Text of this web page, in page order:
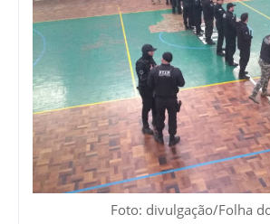
Foto: divulgação/Folha